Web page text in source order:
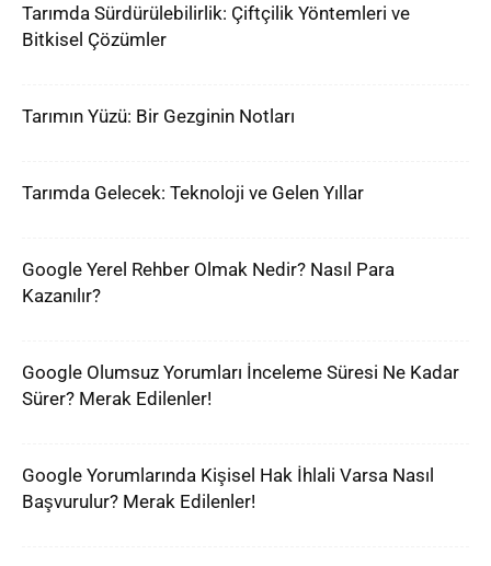
Tarımda Sürdürülebilirlik: Çiftçilik Yöntemleri ve
Bitkisel Çözümler
Tarımın Yüzü: Bir Gezginin Notları
Tarımda Gelecek: Teknoloji ve Gelen Yıllar
Google Yerel Rehber Olmak Nedir? Nasıl Para
Kazanılır?
Google Olumsuz Yorumları İnceleme Süresi Ne Kadar
Sürer? Merak Edilenler!
Google Yorumlarında Kişisel Hak İhlali Varsa Nasıl
Başvurulur? Merak Edilenler!